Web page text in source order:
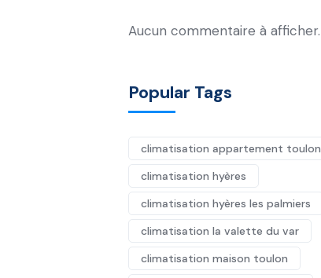
Aucun commentaire à afficher.
Popular Tags
climatisation appartement toulon
climatisation hyères
climatisation hyères les palmiers
climatisation la valette du var
climatisation maison toulon